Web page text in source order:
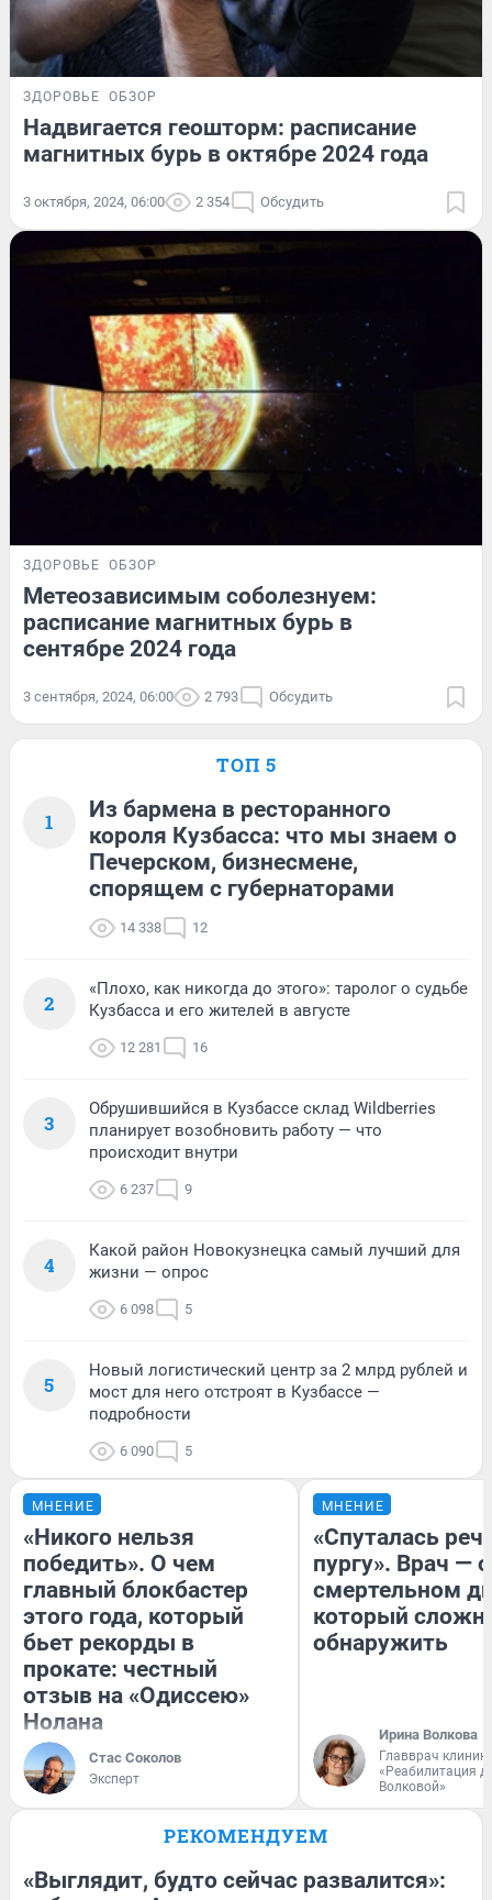
ЗДОРОВЬЕ ОБЗОР
Надвигается геошторм: расписание
магнитных бурь в октябре 2024 года
3 октября, 2024, 06:00 2 354 Обсудить
ЗДОРОВЬЕ ОБЗОР
Метеозависимым соболезнуем:
расписание магнитных бурь в
сентябре 2024 года
3 сентября, 2024, 06:00 2 793 Обсудить
ТОП 5
1
Из бармена в ресторанного
короля Кузбасса: что мы знаем о
Печерском, бизнесмене,
спорящем с губернаторами
14 338 12
2
«Плохо, как никогда до этого»: таролог о судьбе
Кузбасса и его жителей в августе
12 281 16
3
Обрушившийся в Кузбассе склад Wildberries
планирует возобновить работу — что
происходит внутри
6 237 9
4
Какой район Новокузнецка самый лучший для
жизни — опрос
6 098 5
5
Новый логистический центр за 2 млрд рублей и
мост для него отстроят в Кузбассе —
подробности
6 090 5
МНЕНИЕ
«Никого нельзя
победить». О чем
главный блокбастер
этого года, который
бьет рекорды в
прокате: честный
отзыв на «Одиссею»
Нолана
Стас Соколов
Эксперт
МНЕНИЕ
«Спуталась
пургу». Врач — о
смертельном
который
обнаружить
Ирина Волкова
Главврач
«Реабилитация
Волковой»
РЕКОМЕНДУЕМ
«Выглядит, будто сейчас развалится»: